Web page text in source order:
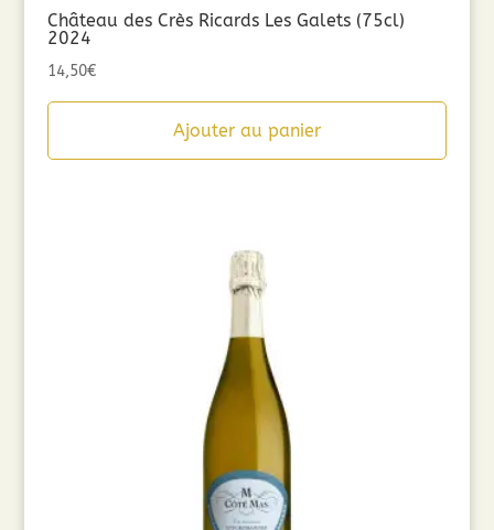
Château des Crès Ricards Les Galets (75cl)
2024
14,50€
Ajouter au panier